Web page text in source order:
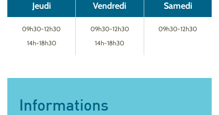
Informations
Jeudi
09h30-12h30
14h-18h30
Vendredi
09h30-12h30
14h-18h30
Samedi
09h30-12h30